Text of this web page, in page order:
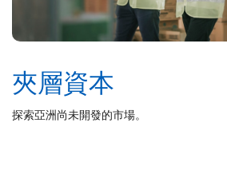
我們
夾層資本
探索亞洲尚未開發的市場。